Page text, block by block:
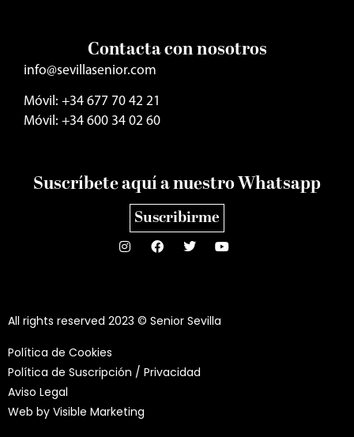
Contacta con nosotros
info@sevillasenior.com
Móvil: +34 677 70 42 21
Móvil: +34 600 34 02 60
Suscríbete aquí a nuestro Whatsapp
Suscribirme
All rights reserved 2023 © Senior Sevilla
Política de Cookies
Política de Suscripción / Privacidad
Aviso Legal
Web by Visible Marketing